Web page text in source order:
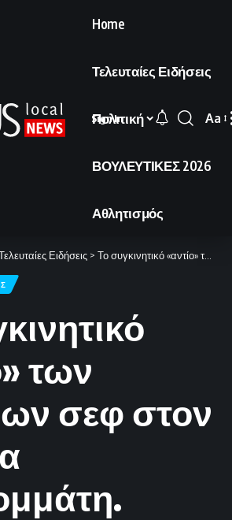
Home
Τελευταίες Ειδήσεις
Πολιτική
ΒΟΥΛΕΥΤΙΚΕΣ 2026
Αθλητισμός
Sign In
Font
Aa
Ειδήσεις > Το συγκινητικό «αντίο» των Κυπρίων σεφ στον Ανδρέα Μαυρομμάτη.
των
σεφ στον